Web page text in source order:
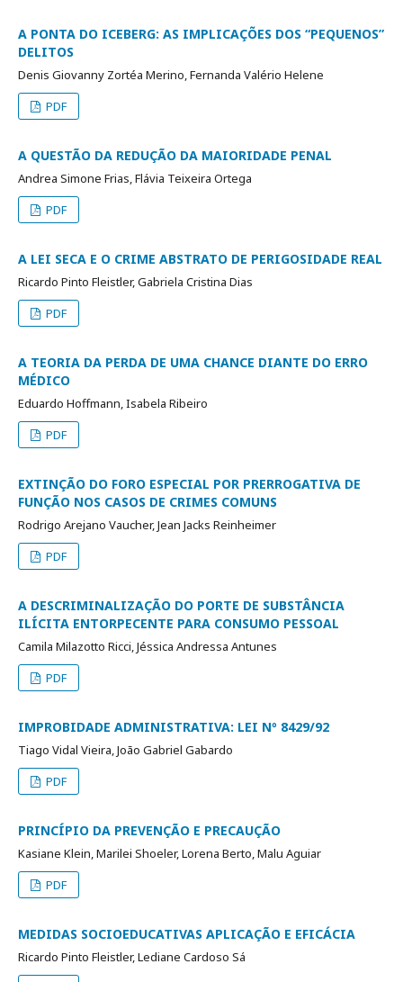
A PONTA DO ICEBERG: AS IMPLICAÇÕES DOS “PEQUENOS”
DELITOS
Denis Giovanny Zortéa Merino, Fernanda Valério Helene
PDF
A QUESTÃO DA REDUÇÃO DA MAIORIDADE PENAL
Andrea Simone Frias, Flávia Teixeira Ortega
PDF
A LEI SECA E O CRIME ABSTRATO DE PERIGOSIDADE REAL
Ricardo Pinto Fleistler, Gabriela Cristina Dias
PDF
A TEORIA DA PERDA DE UMA CHANCE DIANTE DO ERRO
MÉDICO
Eduardo Hoffmann, Isabela Ribeiro
PDF
EXTINÇÃO DO FORO ESPECIAL POR PRERROGATIVA DE
FUNÇÃO NOS CASOS DE CRIMES COMUNS
Rodrigo Arejano Vaucher, Jean Jacks Reinheimer
PDF
A DESCRIMINALIZAÇÃO DO PORTE DE SUBSTÂNCIA
ILÍCITA ENTORPECENTE PARA CONSUMO PESSOAL
Camila Milazotto Ricci, Jéssica Andressa Antunes
PDF
IMPROBIDADE ADMINISTRATIVA: LEI Nº 8429/92
Tiago Vidal Vieira, João Gabriel Gabardo
PDF
PRINCÍPIO DA PREVENÇÃO E PRECAUÇÃO
Kasiane Klein, Marilei Shoeler, Lorena Berto, Malu Aguiar
PDF
MEDIDAS SOCIOEDUCATIVAS APLICAÇÃO E EFICÁCIA
Ricardo Pinto Fleistler, Lediane Cardoso Sá